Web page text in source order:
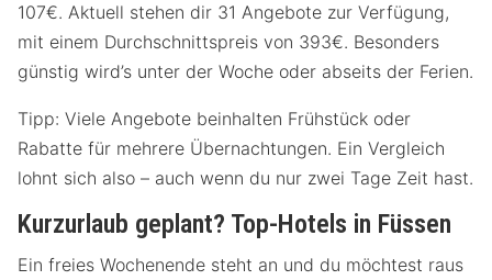
107€. Aktuell stehen dir 31 Angebote zur Verfügung,
mit einem Durchschnittspreis von 393€. Besonders
günstig wird’s unter der Woche oder abseits der Ferien.
Tipp: Viele Angebote beinhalten Frühstück oder
Rabatte für mehrere Übernachtungen. Ein Vergleich
lohnt sich also – auch wenn du nur zwei Tage Zeit hast.
Kurzurlaub geplant? Top-Hotels in Füssen
Ein freies Wochenende steht an und du möchtest raus